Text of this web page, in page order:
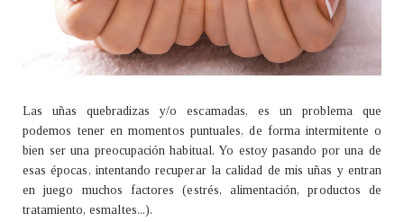
Las uñas quebradizas y/o escamadas, es un problema que
podemos tener en momentos puntuales, de forma intermitente o
bien ser una preocupación habitual. Yo estoy pasando por una de
esas épocas, intentando recuperar la calidad de mis uñas y entran
en juego muchos factores (estrés, alimentación, productos de
tratamiento, esmaltes...).